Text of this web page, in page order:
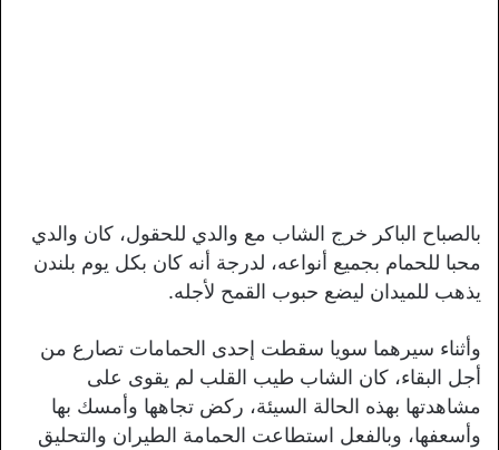
بالصباح الباكر خرج الشاب مع والدي للحقول، كان والدي
محبا للحمام بجميع أنواعه، لدرجة أنه كان بكل يوم بلندن
يذهب للميدان ليضع حبوب القمح لأجله.
وأثناء سيرهما سويا سقطت إحدى الحمامات تصارع من
أجل البقاء، كان الشاب طيب القلب لم يقوى على
مشاهدتها بهذه الحالة السيئة، ركض تجاهها وأمسك بها
وأسعفها، وبالفعل استطاعت الحمامة الطيران والتحليق